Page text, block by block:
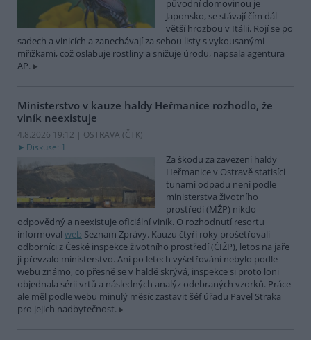
původní domovinou je
Japonsko, se stávají čím dál
větší hrozbou v Itálii. Rojí se po
sadech a vinicích a zanechávají za sebou listy s vykousanými
mřížkami, což oslabuje rostliny a snižuje úrodu, napsala agentura
AP.
Ministerstvo v kauze haldy Heřmanice rozhodlo, že
viník neexistuje
4.8.2026 19:12 | OSTRAVA (ČTK)
Diskuse: 1
Za škodu za zavezení haldy
Heřmanice v Ostravě statisíci
tunami odpadu není podle
ministerstva životního
prostředí (MŽP) nikdo
odpovědný a neexistuje oficiální viník. O rozhodnutí resortu
informoval web Seznam Zprávy. Kauzu čtyři roky prošetřovali
odborníci z České inspekce životního prostředí (ČIŽP), letos na jaře
ji převzalo ministerstvo. Ani po letech vyšetřování nebylo podle
webu známo, co přesně se v haldě skrývá, inspekce si proto loni
objednala sérii vrtů a následných analýz odebraných vzorků. Práce
ale měl podle webu minulý měsíc zastavit šéf úřadu Pavel Straka
pro jejich nadbytečnost.